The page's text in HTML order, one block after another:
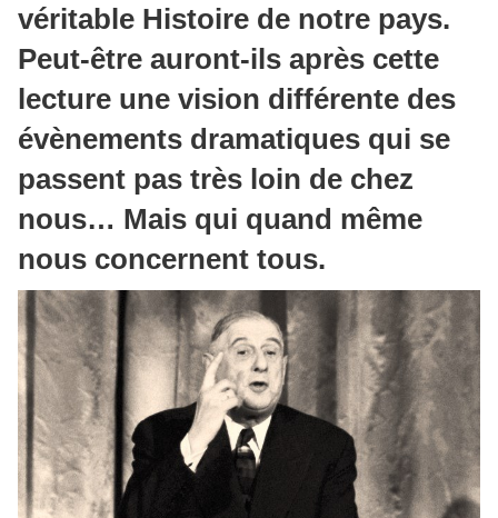
véritable Histoire de notre pays.
Peut-être auront-ils après cette
lecture une vision différente des
évènements dramatiques qui se
passent pas très loin de chez
nous… Mais qui quand même
nous concernent tous.